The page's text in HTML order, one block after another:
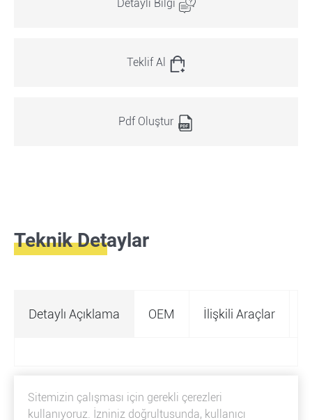
Detaylı Bilgi
Teklif Al
Pdf Oluştur
Teknik Detaylar
Detaylı Açıklama OEM İlişkili Araçlar
Sitemizin çalışması için gerekli çerezleri
kullanıyoruz. İzniniz doğrultusunda, kullanıcı